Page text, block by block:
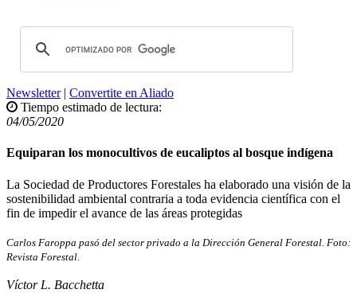
Newsletter| Convertite en Aliado
Tiempo estimado de lectura:
04/05/2020
Equiparan los monocultivos de eucaliptos al bosque indígena
La Sociedad de Productores Forestales ha elaborado una visión de la
sostenibilidad ambiental contraria a toda evidencia científica con el
fin de impedir el avance de las áreas protegidas
Carlos Faroppa pasó del sector privado a la Dirección General Forestal. Foto:
Revista Forestal.
Víctor L. Bacchetta